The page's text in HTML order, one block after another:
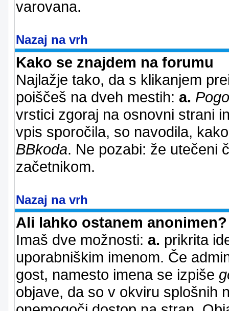
varovana.
Nazaj na vrh
Kako se znajdem na forumu
Najlažje tako, da s klikanjem
poiščeš na dveh mestih: a.
vrstici zgoraj na osnovni strani
vpis sporočila, so navodila,
BBkoda. Ne pozabi: že utečeni
začetnikom.
Nazaj na vrh
Ali lahko ostanem anonimen?
Imaš dve možnosti: a. prikrita
uporabniškim imenom. Če
gost, namesto imena se izpiše
objave, da so v okviru splošnih